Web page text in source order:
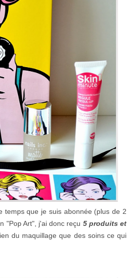
temps que je suis abonnée (plus de 2
"Pop Art", j'ai donc reçu 5 produits et
du maquillage que des soins ce qui